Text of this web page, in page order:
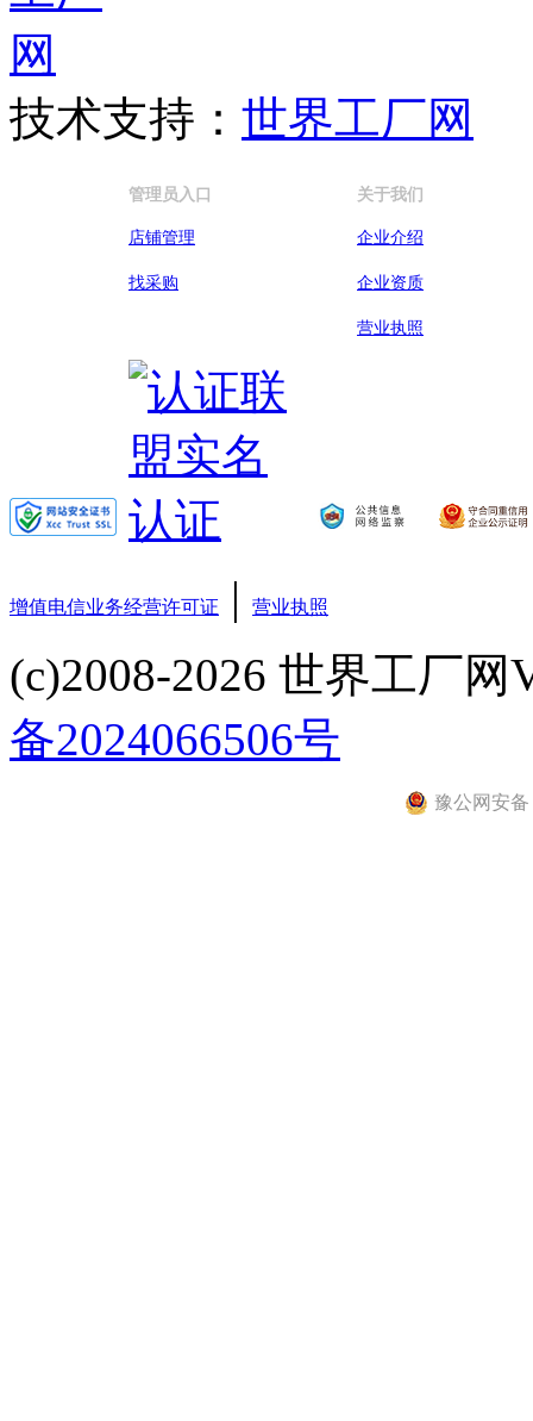
技术支持： 世界工厂网
管理员入口
店铺管理
找采购
关于我们
企业介绍
企业资质
营业执照
增值电信业务经营许可证 | 营业执照
(c)2008-2026 世界工厂网
备2024066506号
豫公网安备